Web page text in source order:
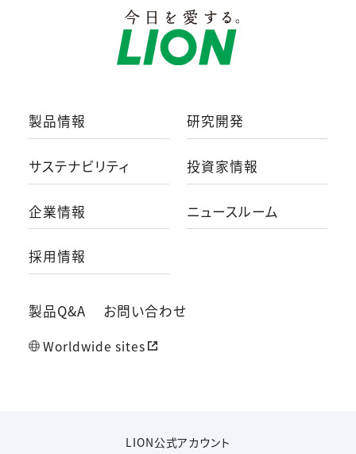
製品情報 研究開発
サステナビリティ 投資家情報
企業情報 ニュースルーム
採用情報
製品Q&A お問い合わせ
Worldwide sites
LION公式アカウント